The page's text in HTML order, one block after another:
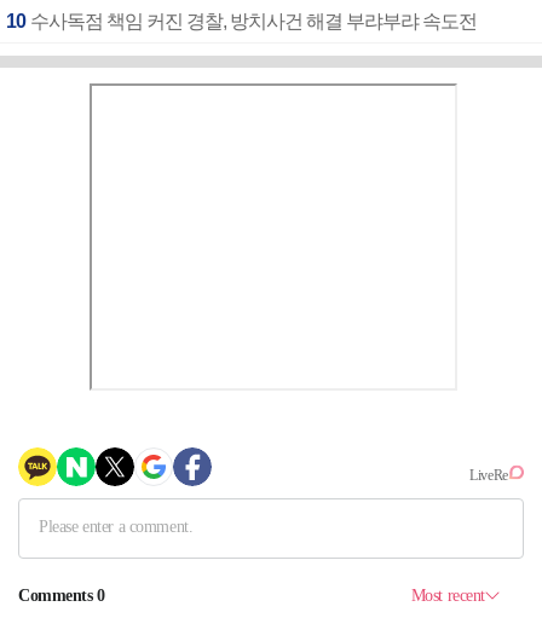
10 수사독점 책임 커진 경찰, 방치사건 해결 부랴부랴 속도전